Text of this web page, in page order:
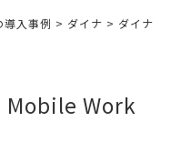
導入事例 > ダイナ > ダイナ
Mobile Work